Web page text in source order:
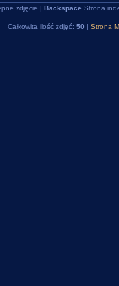
zdjęcie | Backspace Strona
Całkowita ilość zdjęć: 50 | Strona